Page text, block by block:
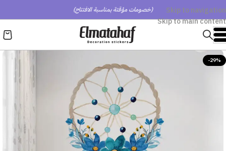
Skip to navigation
Skip to main content
(خصومات مؤقتة بمناسبة الافتتاح)
-29%